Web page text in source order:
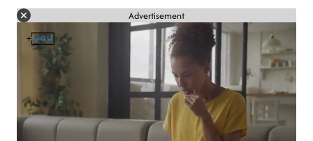
Advertisement